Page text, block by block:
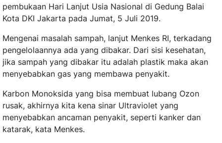
pembukaan Hari Lanjut Usia Nasional di Gedung Balai
Kota DKI Jakarta pada Jumat, 5 Juli 2019.
Mengenai masalah sampah, lanjut Menkes RI, terkadang
pengelolaannya ada yang dibakar. Dari sisi kesehatan,
jika sampah yang dibakar itu adalah plastik maka akan
menyebabkan gas yang membawa penyakit.
Karbon Monoksida yang bisa membuat lubang Ozon
rusak, akhirnya kita kena sinar Ultraviolet yang
menyebabkan ancaman penyakit, seperti kanker dan
katarak, kata Menkes.